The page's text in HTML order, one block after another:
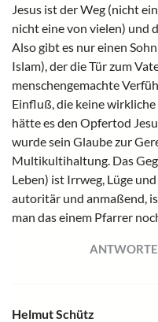
Jesus ist der Weg (nicht
nicht eine von vielen) und
Also gibt es nur einen
Islam), der die Tür zum
menschengemachte
Einfluß, die keine
hätte es den Opfertod
wurde sein Glaube zur
Multikultihaltung. Das
Leben) ist Irrweg, Lüge
autoritär und anmaßend,
man das einem Pfarrer
Helmut Schütz